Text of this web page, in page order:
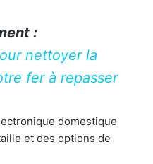
:
nettoyer la
fer à repasser
domestique
et des options de